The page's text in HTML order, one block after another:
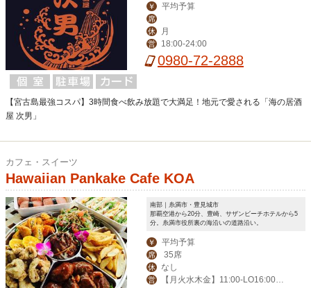
￥ 平均予算
席
休
月
営 18:00-24:00
0980-72-2888
【宮古島最強コスパ】3時間食べ飲み放題で大満足！地元で愛される「海の居酒
屋 次男」
カフェ・スイーツ
Hawaiian Pankake Cafe KOA
南部｜糸満市・豊見城市
那覇空港から20分、豊崎、サザンビーチホテルから5
分。糸満市役所裏の海沿いの道路沿い。
￥ 平均予算
席 35席
休 なし
営 【月火水木金】11:00-LO16:00